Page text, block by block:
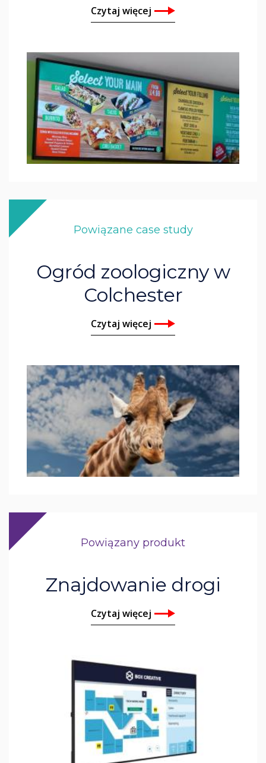
Czytaj więcej
Powiązane case study
Ogród zoologiczny w
Colchester
Czytaj więcej
Powiązany produkt
Znajdowanie drogi
Czytaj więcej